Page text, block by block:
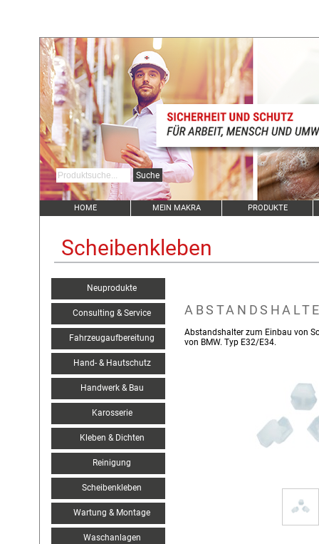
HOME MEIN MAKRA PRODUKTE
Scheibenkleben
Neuprodukte
Consulting & Service
Fahrzeugaufbereitung
Hand- & Hautschutz
Handwerk & Bau
Karosserie
Kleben & Dichten
Reinigung
Scheibenkleben
Wartung & Montage
Waschanlagen
Abstandshalter zum Einbau von
von BMW. Typ E32/E34.